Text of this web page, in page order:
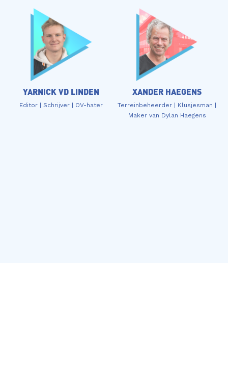
YARNICK VD LINDEN
Editor | Schrijver | OV-hater
XANDER HAEGENS
Terreinbeheerder | Klusjesman |
Maker van Dylan Haegens